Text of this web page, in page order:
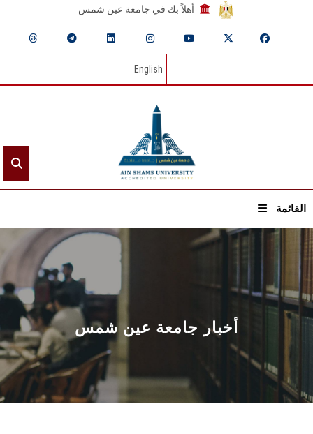
أهلاً بك في جامعة عين شمس
English
القائمة
الرئيسيـة
عن الجامعة
القطاعـات
الشئون الأكاديمية
البحث العلمي
أخبار جامعة عين شمس